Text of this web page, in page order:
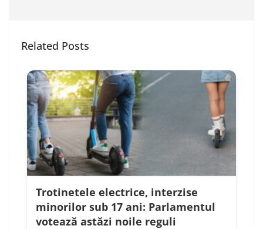
Related Posts
Trotinetele electrice, interzise
minorilor sub 17 ani: Parlamentul
votează astăzi noile reguli